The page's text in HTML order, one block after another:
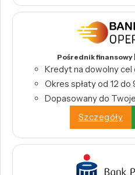
Pośrednik finansowy
Kredyt na dowolny cel
Okres spłaty od 12 do
Dopasowany do
Szczegóły